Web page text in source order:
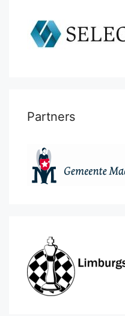
Partners